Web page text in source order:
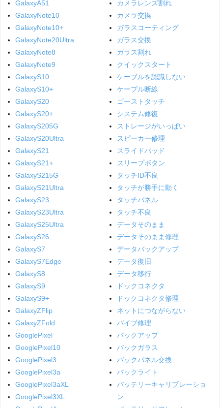
GalaxyA51
GalaxyNote10
GalaxyNote10+
GalaxyNote20Ultra
GalaxyNote8
GalaxyNote9
GalaxyS10
GalaxyS10+
GalaxyS20
GalaxyS20+
GalaxyS205G
GalaxyS20Ultra
GalaxyS21
GalaxyS21+
GalaxyS215G
GalaxyS21Ultra
GalaxyS23
GalaxyS23Ultra
GalaxyS25Ultra
GalaxyS26
GalaxyS7
GalaxyS7Edge
GalaxyS8
GalaxyS9
GalaxyS9+
GalaxyZFlip
GalaxyZFold
GooglePixel
GooglePixel10
GooglePixel3
GooglePixel3a
GooglePixel3aXL
GooglePixel3XL
カメラレンズ割れ
カメラ交換
ガラスコーティング
ガラス交換
ガラス割れ
クイックスタート
ケーブルを認識しない
ケーブル断線
ゴーストタッチ
システム修復
ストレージがいっぱい
スピーカー修理
スライドパッド
スリープボタン
タッチID不良
タッチが勝手に動く
タッチパネル
タッチ不良
データそのまま
データそのまま修理
データバックアップ
データ復旧
データ移行
ドックコネクタ
ドックコネクタ修理
ネットにつながらない
バイブ修理
バックアップ
バックガラス
バックパネル交換
バックライト
バッテリーキャリブレーショ
ン